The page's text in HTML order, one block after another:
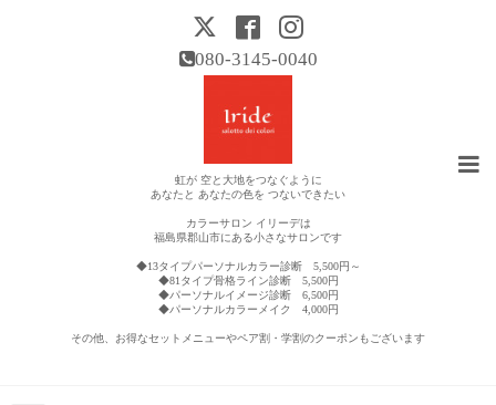
080-3145-0040
虹が 空と大地をつなぐように
あなたと あなたの色を つないできたい
カラーサロン イリーデは
福島県郡山市にある小さなサロンです
◆13タイプパーソナルカラー診断 5,500円～
◆81タイプ骨格ライン診断 5,500円
◆パーソナルイメージ診断 6,500円
◆パーソナルカラーメイク 4,000円
その他、お得なセットメニューやペア割・学割のクーポンもございます